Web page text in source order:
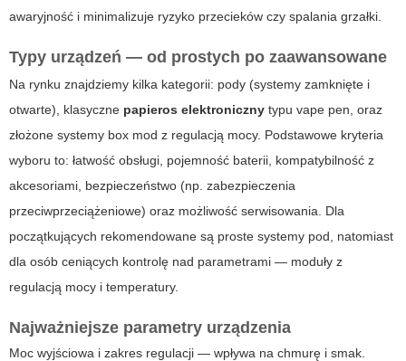
awaryjność i minimalizuje ryzyko przecieków czy spalania grzałki.
Typy urządzeń — od prostych po zaawansowane
Na rynku znajdziemy kilka kategorii: pody (systemy zamknięte i
otwarte), klasyczne papieros elektroniczny typu vape pen, oraz
złożone systemy box mod z regulacją mocy. Podstawowe kryteria
wyboru to: łatwość obsługi, pojemność baterii, kompatybilność z
akcesoriami, bezpieczeństwo (np. zabezpieczenia
przeciwprzeciążeniowe) oraz możliwość serwisowania. Dla
początkujących rekomendowane są proste systemy pod, natomiast
dla osób ceniących kontrolę nad parametrami — moduły z
regulacją mocy i temperatury.
Najważniejsze parametry urządzenia
Moc wyjściowa i zakres regulacji — wpływa na chmurę i smak.